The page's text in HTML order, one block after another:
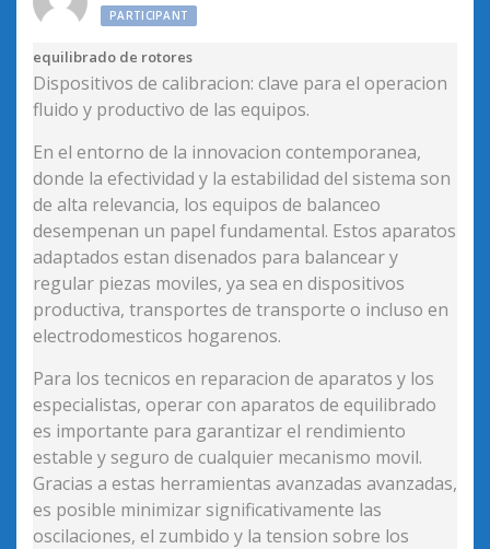
PARTICIPANT
equilibrado de rotores
Dispositivos de calibracion: clave para el operacion
fluido y productivo de las equipos.
En el entorno de la innovacion contemporanea,
donde la efectividad y la estabilidad del sistema son
de alta relevancia, los equipos de balanceo
desempenan un papel fundamental. Estos aparatos
adaptados estan disenados para balancear y
regular piezas moviles, ya sea en dispositivos
productiva, transportes de transporte o incluso en
electrodomesticos hogarenos.
Para los tecnicos en reparacion de aparatos y los
especialistas, operar con aparatos de equilibrado
es importante para garantizar el rendimiento
estable y seguro de cualquier mecanismo movil.
Gracias a estas herramientas avanzadas avanzadas,
es posible minimizar significativamente las
oscilaciones, el zumbido y la tension sobre los